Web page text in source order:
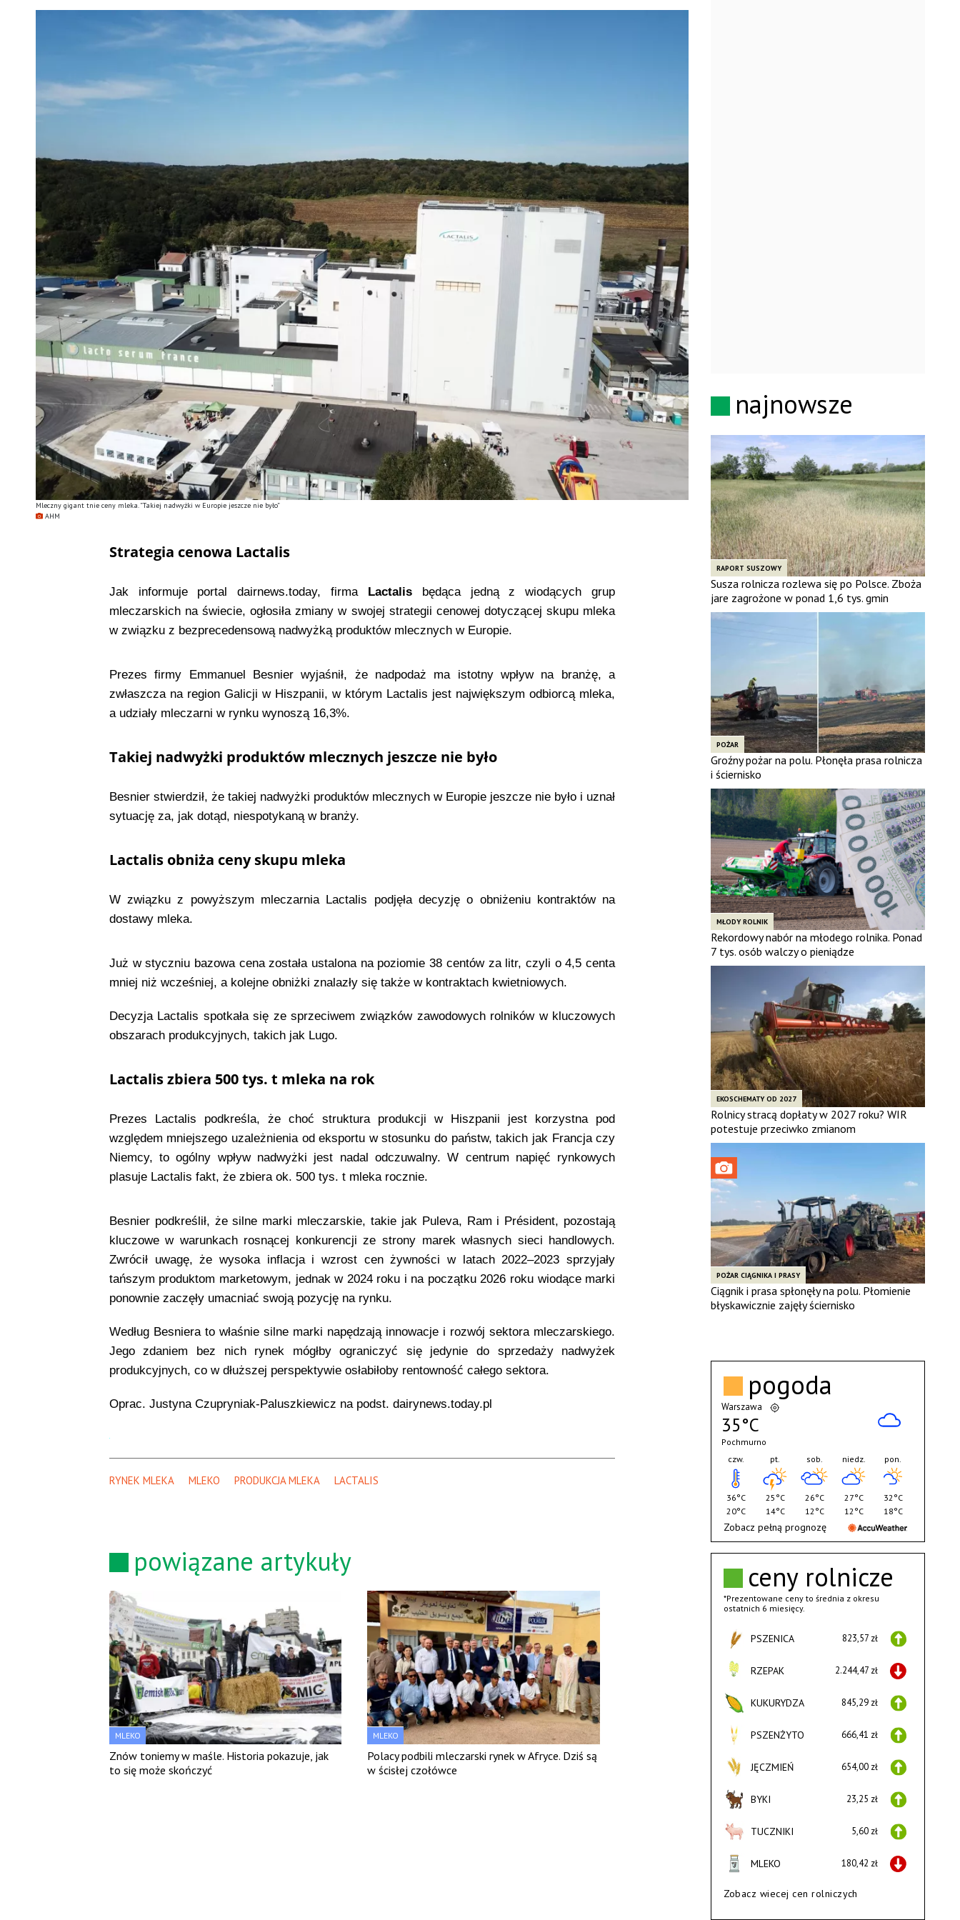
Mleczny gigant tnie ceny mleka. ”Takiej nadwyżki w Europie jeszcze nie było”
AHM
Strategia cenowa Lactalis
Jak informuje portal dairnews.today, firma Lactalis
będąca jedną z wiodących grup
mleczarskich na świecie, ogłosiła zmiany w swojej strategii cenowej dotyczącej skupu mleka
w związku z bezprecedensową nadwyżką produktów mlecznych w Europie.
Prezes firmy Emmanuel Besnier wyjaśnił, że nadpodaż ma istotny wpływ na branżę, a
zwłaszcza na region Galicji w Hiszpanii, w którym Lactalis jest największym odbiorcą mleka,
a udziały mleczarni w rynku wynoszą 16,3%.
Takiej nadwyżki produktów mlecznych jeszcze nie było
Besnier stwierdził, że takiej nadwyżki produktów mlecznych w Europie jeszcze nie było i uznał
sytuację za, jak dotąd, niespotykaną w branży.
Lactalis obniża ceny skupu mleka
W związku z powyższym mleczarnia Lactalis podjęła decyzję o obniżeniu kontraktów na
dostawy mleka.
Już w styczniu bazowa cena została ustalona na poziomie 38 centów za litr, czyli o 4,5 centa
mniej niż wcześniej, a kolejne obniżki znalazły się także w kontraktach kwietniowych.
Decyzja Lactalis spotkała się ze sprzeciwem związków zawodowych rolników w kluczowych
obszarach produkcyjnych, takich jak Lugo.
Lactalis zbiera 500 tys. t mleka na rok
Prezes Lactalis podkreśla, że choć struktura produkcji w Hiszpanii jest korzystna pod
względem mniejszego uzależnienia od eksportu w stosunku do państw, takich jak Francja czy
Niemcy, to ogólny wpływ nadwyżki jest nadal odczuwalny. W centrum napięć rynkowych
plasuje Lactalis fakt, że zbiera ok. 500 tys. t mleka rocznie.
Besnier podkreślił, że silne marki mleczarskie, takie jak Puleva, Ram i Président, pozostają
kluczowe w warunkach rosnącej konkurencji ze strony marek własnych sieci handlowych.
Zwrócił uwagę, że wysoka inflacja i wzrost cen żywności w latach 2022–2023 sprzyjały
tańszym produktom marketowym, jednak w 2024 roku i na początku 2026 roku wiodące marki
ponownie zaczęły umacniać swoją pozycję na rynku.
Według Besniera to właśnie silne marki napędzają innowacje i rozwój sektora mleczarskiego.
Jego zdaniem bez nich rynek mógłby ograniczyć się jedynie do sprzedaży nadwyżek
produkcyjnych, co w dłuższej perspektywie osłabiłoby rentowność całego sektora.
Oprac. Justyna Czupryniak-Paluszkiewicz na podst. dairynews.today.pl
RYNEK MLEKA MLEKO PRODUKCJA MLEKA LACTALIS
powiązane artykuły
MLEKO
Znów toniemy w maśle. Historia pokazuje, jak
to się może skończyć
MLEKO
Polacy podbili mleczarski rynek w Afryce. Dziś są
w ścisłej czołówce
najnowsze
RAPORT SUSZOWY
Susza rolnicza rozlewa się po Polsce. Zboża
jare zagrożone w ponad 1,6 tys. gmin
POŻAR
Groźny pożar na polu. Płonęła prasa rolnicza
i ściernisko
MŁODY ROLNIK
Rekordowy nabór na młodego rolnika. Ponad
7 tys. osób walczy o pieniądze
EKOSCHEMATY OD 2027
Rolnicy stracą dopłaty w 2027 roku? WIR
potestuje przeciwko zmianom
POŻAR CIĄGNIKA I PRASY
Ciągnik i prasa spłonęły na polu. Płomienie
błyskawicznie zajęły ściernisko
ceny rolnicze
*Prezentowane ceny to średnia z okresu
ostatnich 6 miesięcy.
PSZENICA 823,57 zł
RZEPAK 2.244,47 zł
KUKURYDZA 845,29 zł
PSZENŻYTO 666,41 zł
JĘCZMIEŃ 654,00 zł
BYKI 23,25 zł
TUCZNIKI 5,60 zł
MLEKO 180,42 zł
Zobacz wiecej cen rolniczych
pogoda
Warszawa
35°C
Pochmurno
czw.
36°C
20°C
pt.
25°C
14°C
sob.
26°C
12°C
niedz.
27°C
12°C
pon.
32°C
18°C
Zobacz pełną prognozę